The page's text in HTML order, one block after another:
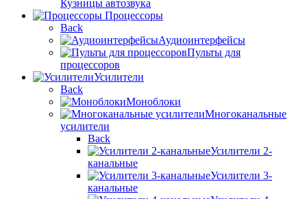
Кузницы автозвука
Процессоры
Back
Аудиоинтерфейсы
Пульты для
процессоров
Усилители
Back
Моноблоки
Многоканальные
усилители
Back
Усилители 2-
канальные
Усилители 3-
канальные